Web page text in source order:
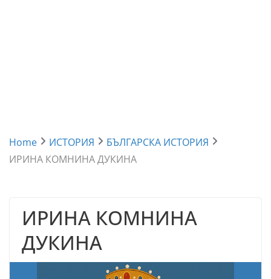
Home ИСТОРИЯ
БЪЛГАРСКА ИСТОРИЯ
ИРИНА КОМНИНА ДУКИНА
ИРИНА КОМНИНА
ДУКИНА